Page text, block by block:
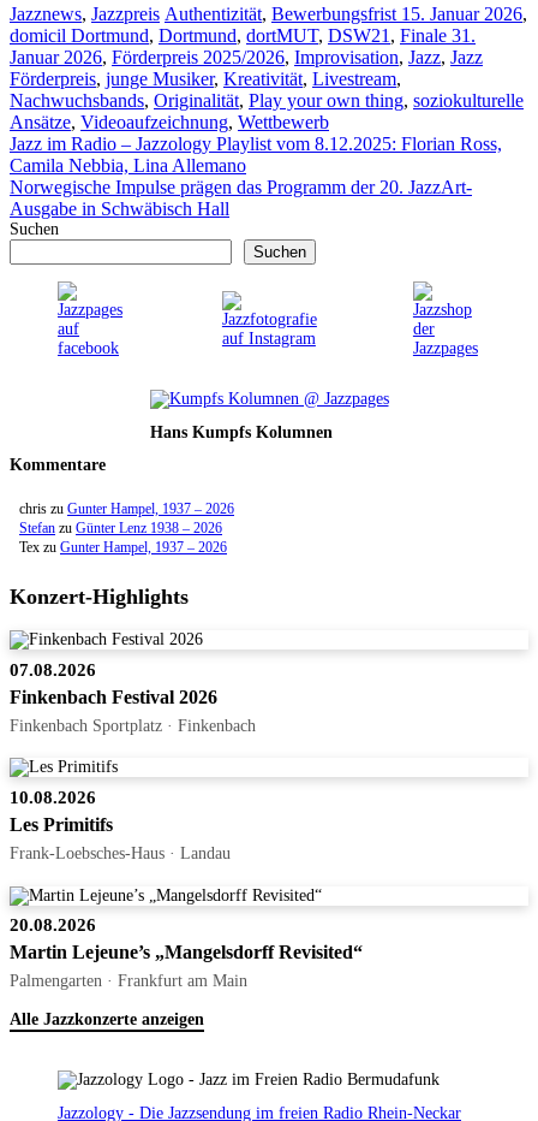
Kategorien
Jazznews, Jazzpreis Schlagwörter
Authentizität, Bewerbungsfrist 15. Januar 2026,
domicil Dortmund, Dortmund, dortMUT, DSW21 , Finale 31.
Januar 2026, Förderpreis 2025/2026, Improvisation, Jazz, Jazz
Förderpreis, junge Musiker, Kreativität, Livestream,
Nachwuchsbands, Originalität, Play your own thing, soziokulturelle
Ansätze, Videoaufzeichnung, Wettbewerb
Jazz im Radio – Jazzology Playlist vom 8.12.2025: Florian Ross,
Camila Nebbia, Lina Allemano
Norwegische Impulse prägen das Programm der 20. JazzArt-
Ausgabe in Schwäbisch Hall
Suchen
Suchen
Hans Kumpfs Kolumnen
Kommentare
chris zu Gunter Hampel, 1937 – 2026
Stefan zu Günter Lenz 1938 – 2026
Tex zu Gunter Hampel, 1937 – 2026
Konzert-Highlights
07.08.2026
Finkenbach Festival 2026
Finkenbach Sportplatz · Finkenbach
10.08.2026
Les Primitifs
Frank-Loebsches-Haus · Landau
20.08.2026
Martin Lejeune’s „Mangelsdorff Revisited“
Palmengarten · Frankfurt am Main
Alle Jazzkonzerte anzeigen
Jazzology - Die Jazzsendung im freien Radio Rhein-Neckar